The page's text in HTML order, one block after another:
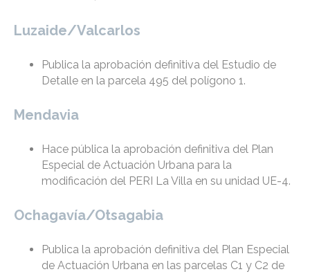
Luzaide/Valcarlos
Publica la aprobación definitiva del Estudio de
Detalle en la parcela 495 del polígono 1.
Mendavia
Hace pública la aprobación definitiva del Plan
Especial de Actuación Urbana para la
modificación del PERI La Villa en su unidad UE-4.
Ochagavía/Otsagabia
Publica la aprobación definitiva del Plan Especial
de Actuación Urbana en las parcelas C1 y C2 de